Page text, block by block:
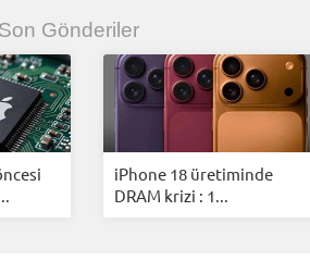
Fiyatları Vizyondaki
İnstagram Dondurma
Gönderiler
iPhone 18 üretiminde
DRAM krizi : 1...